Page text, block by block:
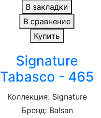
В закладки
В сравнение
Купить
Signature
Tabasco - 465
Коллекция: Signature
Бренд: Balsan